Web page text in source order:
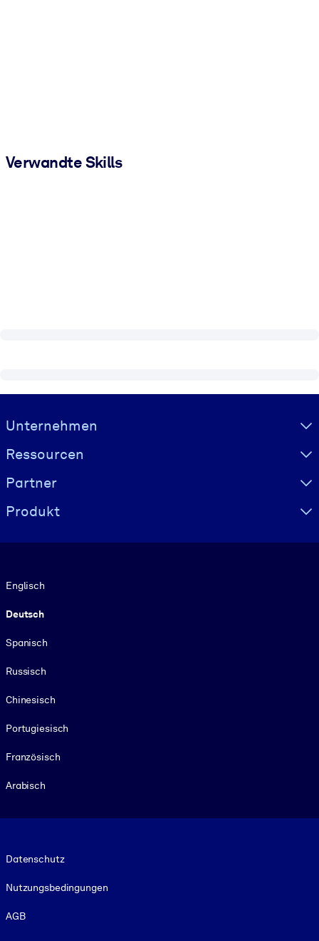
Verwandte Skills
Visually hidden Text
Unternehmen
Ressourcen
Partner
Produkt
Englisch
Deutsch
Spanisch
Russisch
Chinesisch
Portugiesisch
Französisch
Arabisch
Datenschutz
Nutzungsbedingungen
AGB